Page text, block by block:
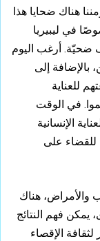
هناك ضحايا هذا
في ليبيريا
ضحيّة. أرغب اليوم
بالإضافة إلى
للعناية
في الوقت
الإنسانية
للقضاء على
والأمراض، هناك
يمكن فهم النتائج
الإقصاء